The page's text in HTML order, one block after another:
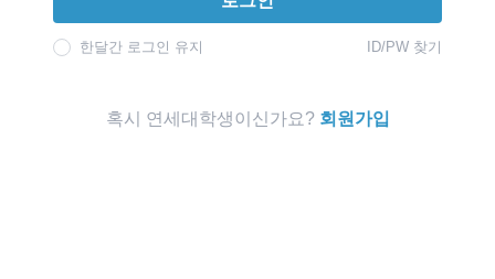
한달간 로그인 유지 ID/PW 찾기
혹시 연세대학생이신가요? 회원가입